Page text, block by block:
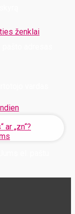
ženklai
„zn“?
el. paštu